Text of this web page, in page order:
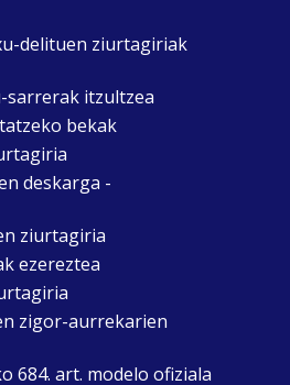
delituen ziurtagiriak
sarrerak itzultzea
bekak
deskarga -
ziurtagiria
ezereztea
zigor-aurrekarien
684. art. modelo ofiziala